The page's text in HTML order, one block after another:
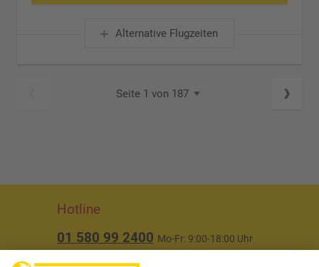
Alternative Flugzeiten
Seite 1 von 187
Hotline
01 580 99 2400 Mo-Fr: 9:00-18:00 Uhr
(ausgenommen Feiertage)